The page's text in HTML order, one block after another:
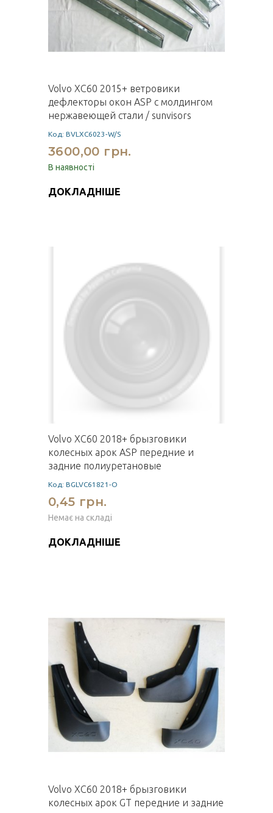
Volvo XC60 2015+ ветровики
дефлекторы окон ASP с молдингом
нержавеющей стали / sunvisors
Код: BVLXC6023-W/S
3600,00 грн.
В наявності
ДОКЛАДНІШЕ
Volvo XC60 2018+ брызговики
колесных арок ASP передние и
задние полиуретановые
Код: BGLVC61821-O
0,45 грн.
Немає на складі
ДОКЛАДНІШЕ
Volvo XC60 2018+ брызговики
колесных арок GT передние и задние